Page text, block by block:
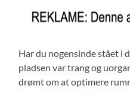
Har du nogensinde stået i
pladsen var trang og
drømt om at optimere